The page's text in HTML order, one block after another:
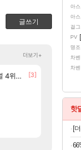
글쓰기
[24]
ㅋ
로아
메이플
더보기+
부상
[3]
비스트
비스트
아
아
걸
PV
명조
차벤
차벤
핫